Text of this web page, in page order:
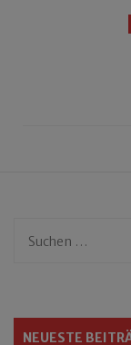
Suchen
NEUESTE